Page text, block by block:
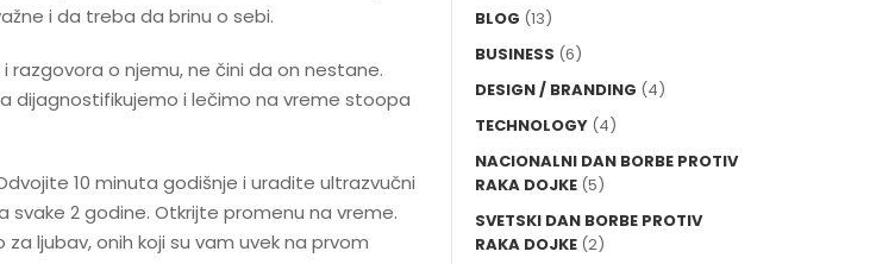
i da treba da brinu o sebi.
o njemu, ne čini da on nestane.
dijagnostifikujemo i lečimo na vreme stoopa
10 minuta godišnje i uradite ultrazvučni
2 godine. Otkrijte promenu na vreme.
ljubav, onih koji su vam uvek na prvom
BLOG (13)
BUSINESS (6)
DESIGN / BRANDING (4)
TECHNOLOGY (4)
NACIONALNI DAN BORBE PROTIV
RAKA DOJKE (5)
SVETSKI DAN BORBE PROTIV
RAKA DOJKE (2)